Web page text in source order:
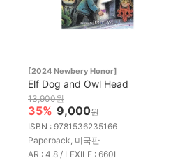
[2024 Newbery Honor]
Elf Dog and Owl Head
13,900원
35% 9,000원
ISBN : 9781536235166
Paperback, 미국판
AR : 4.8 / LEXILE : 660L